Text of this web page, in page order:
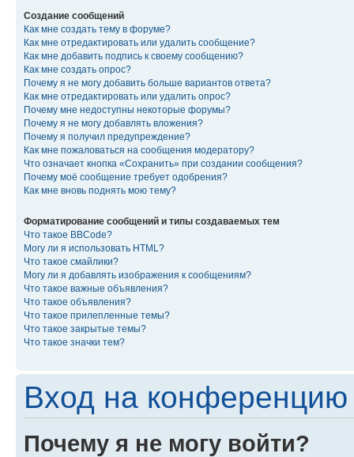
Создание сообщений
Как мне создать тему в форуме?
Как мне отредактировать или удалить сообщение?
Как мне добавить подпись к своему сообщению?
Как мне создать опрос?
Почему я не могу добавить больше вариантов ответа?
Как мне отредактировать или удалить опрос?
Почему мне недоступны некоторые форумы?
Почему я не могу добавлять вложения?
Почему я получил предупреждение?
Как мне пожаловаться на сообщения модератору?
Что означает кнопка «Сохранить» при создании сообщения?
Почему моё сообщение требует одобрения?
Как мне вновь поднять мою тему?
Форматирование сообщений и типы создаваемых тем
Что такое BBCode?
Могу ли я использовать HTML?
Что такое смайлики?
Могу ли я добавлять изображения к сообщениям?
Что такое важные объявления?
Что такое объявления?
Что такое прилепленные темы?
Что такое закрытые темы?
Что такое значки тем?
Вход на конференцию
Почему я не могу войти?